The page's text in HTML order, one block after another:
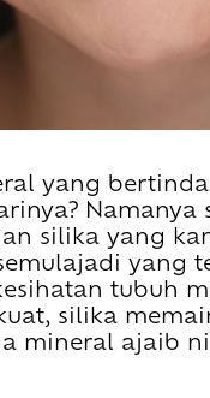
yang
silika yang
yang
tubuh
silika
mineral ajaib